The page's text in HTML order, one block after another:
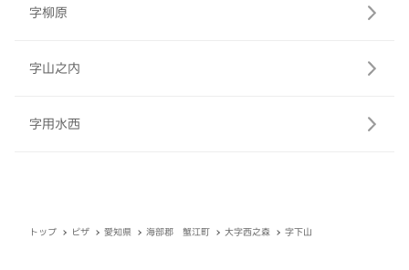
字柳原
字山之内
字用水西
トップ ピザ 愛知県 海部郡 蟹江町 大字西之森 字下山